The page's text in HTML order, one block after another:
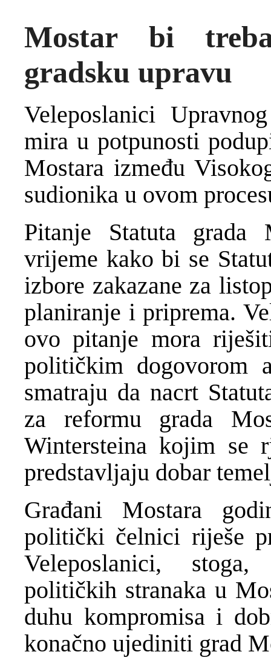
Mostar bi
gradsku upravu
Veleposlanici
mira u potpunosti
Mostara između
sudionika u ovom
Pitanje Statuta
vrijeme kako bi se
izbore zakazane za
planiranje i priprema.
ovo pitanje mora
političkim dogovorom
smatraju da nacrt
za reformu grada
Wintersteina kojim se
predstavljaju dobar
Građani Mostara
politički čelnici riješe
Veleposlanici,
političkih stranaka u
duhu kompromisa i
konačno ujediniti grad